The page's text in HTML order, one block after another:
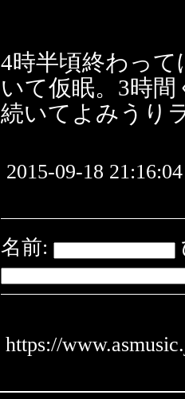
4時半頃終わっ
いて仮眠。3時
続いてよみうり
2015-09-18 21:16:04
名前:
https://